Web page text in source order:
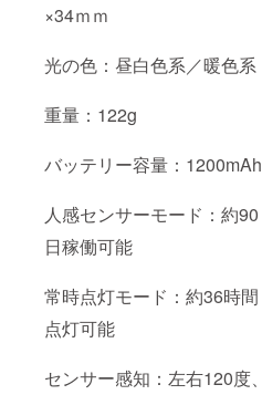
×34ｍｍ
光の色：昼白色系／暖色系
重量：122g
バッテリー容量：1200mAh
人感センサーモード：約90
日稼働可能
常時点灯モード：約36時間
点灯可能
センサー感知：左右120度、